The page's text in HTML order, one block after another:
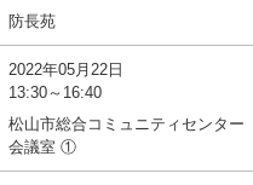
防長苑
2022年05月22日
13:30～16:40
松山市総合コミュニティセンター
会議室 ①